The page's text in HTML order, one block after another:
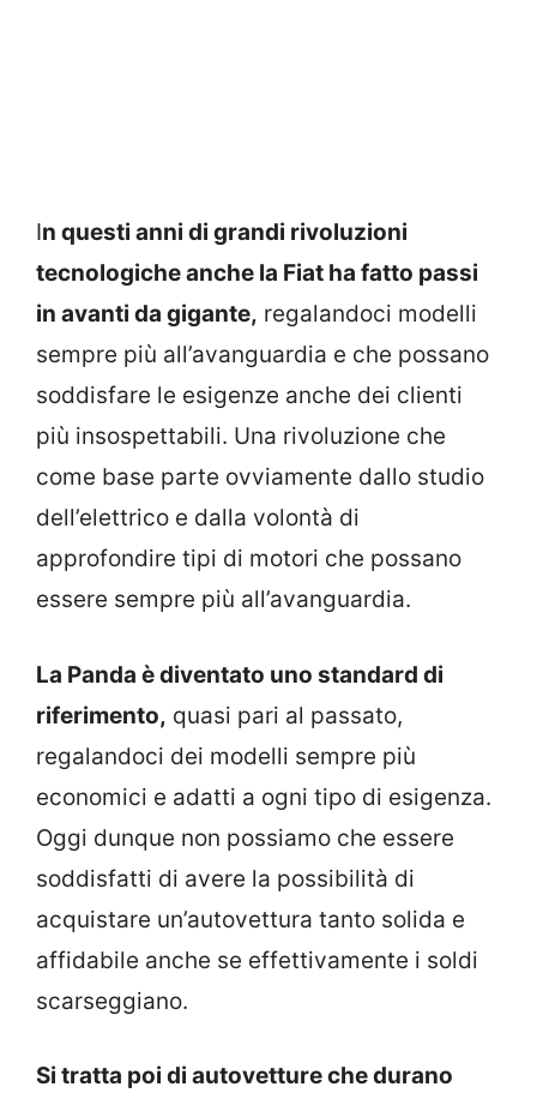
In questi anni di grandi rivoluzioni
tecnologiche anche la Fiat ha fatto passi
in avanti da gigante, regalandoci modelli
sempre più all’avanguardia e che possano
soddisfare le esigenze anche dei clienti
più insospettabili. Una rivoluzione che
come base parte ovviamente dallo studio
dell’elettrico e dalla volontà di
approfondire tipi di motori che possano
essere sempre più all’avanguardia.
La Panda è diventato uno standard di
riferimento, quasi pari al passato,
regalandoci dei modelli sempre più
economici e adatti a ogni tipo di esigenza.
Oggi dunque non possiamo che essere
soddisfatti di avere la possibilità di
acquistare un’autovettura tanto solida e
affidabile anche se effettivamente i soldi
scarseggiano.
Si tratta poi di autovetture che durano